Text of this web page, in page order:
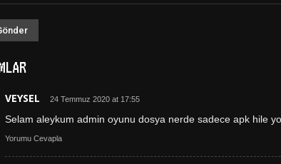
VEYSEL 24 Temmuz 2020 at 17:55
Selam aleykum admin oyunu dosya nerde sadece apk hile
Yorumu Cevapla